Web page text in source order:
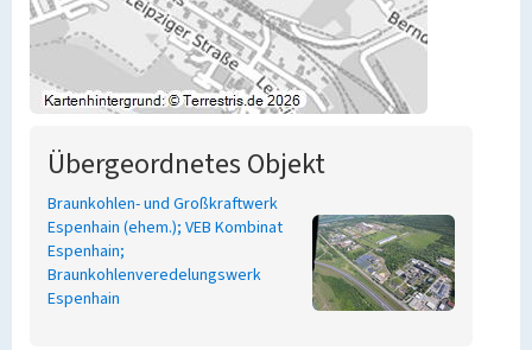
Übergeordnetes Objekt
Braunkohlen- und Großkraftwerk
Espenhain (ehem.); VEB Kombinat
Espenhain;
Braunkohlenveredelungswerk
Espenhain